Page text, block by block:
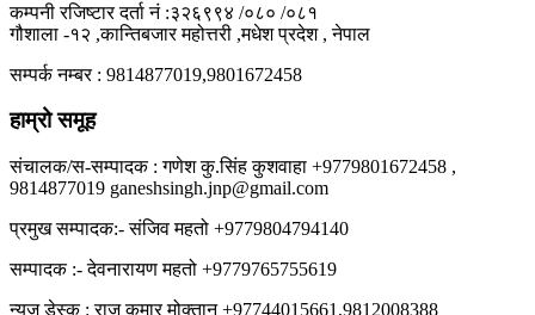
कम्पनी रजिष्टार दर्ता नं :३२६९९४ /०८० /०८१
गौशाला -१२ ,कान्तिबजार महोत्तरी ,मधेश प्रदेश , नेपाल
सम्पर्क नम्बर : 9814877019,9801672458
हाम्रो समूह
संचालक/स-सम्पादक : गणेश कु.सिंह कुशवाहा +9779801672458 ,
9814877019 ganeshsingh.jnp@gmail.com
प्रमुख सम्पादक:- संजिव महतो +9779804794140
सम्पादक :- देवनारायण महतो +9779765755619
न्युज डेस्क : राज कुमार मोक्तान +97744015661,9812008388